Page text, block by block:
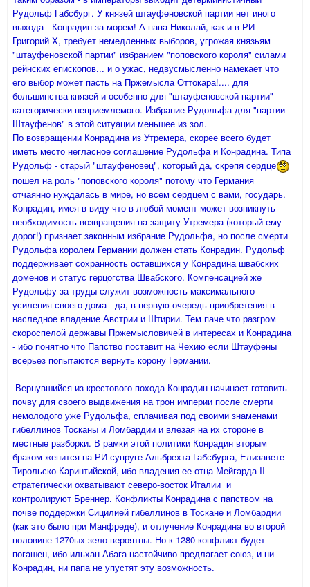
Рудольф Габсбург. У князей штауфеновской партии нет иного
выхода - Конрадин за морем! А папа Николай, как и в РИ
Григорий X, требует немедленных выборов, угрожая князьям
"штауфеновской партии" избранием "поповского короля" силами
рейнских епископов... и о ужас, недвусмысленно намекает что
его выбор может пасть на Пржемысла Оттокара!.... для
большинства князей и особенно для "штауфеновской партии"
категорически неприемлемого. Избрание Рудольфа для "партии
Штауфенов" в этой ситуации меньшее из зол.
По возвращении Конрадина из Утремера, скорее всего будет
иметь место негласное соглашение Рудольфа и Конрадина. Типа
Рудольф - старый "штауфеновец", который да, скрепя сердце
пошел на роль "поповского короля" потому что Германия
отчаянно нуждалась в мире, но всем сердцем с вами, государь.
Конрадин, имея в виду что в любой момент может возникнуть
необходимость возвращения на защиту Утремера (который ему
дорог!) признает законным избрание Рудольфа, но после смерти
Рудольфа королем Германии должен стать Конрадин. Рудольф
поддерживает сохранность оставшихся у Конрадина швабских
доменов и статус герцогства Швабского. Компенсацией же
Рудольфу за труды служит возможность максимального
усиления своего дома - да, в первую очередь приобретения в
наследное владение Австрии и Штирии. Тем паче что разгром
скороспелой державы Пржемысловичей в интересах и Конрадина
- ибо понятно что Папство поставит на Чехию если Штауфены
всерьез попытаются вернуть корону Германии.
Вернувшийся из крестового похода Конрадин начинает готовить
почву для своего выдвижения на трон империи после смерти
немолодого уже Рудольфа, сплачивая под своими знаменами
гибеллинов Тосканы и Ломбардии и влезая на их стороне в
местные разборки. В рамки этой политики Конрадин вторым
браком женится на РИ супруге Альбрехта Габсбурга, Елизавете
Тирольско-Каринтийской, ибо владения ее отца Мейгарда II
стратегически охватывают северо-восток Италии и
контролируют Бреннер. Конфликты Конрадина с папством на
почве поддержки Сицилией гибеллинов в Тоскане и Ломбардии
(как это было при Манфреде), и отлучение Конрадина во второй
половине 1270ых зело вероятны. Но к 1280 конфликт будет
погашен, ибо ильхан Абага настойчиво предлагает союз, и ни
Конрадин, ни папа не упустят эту возможность.